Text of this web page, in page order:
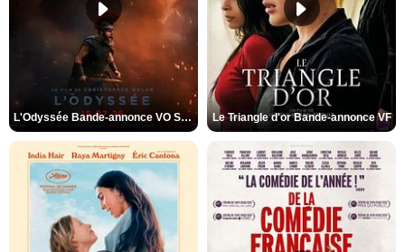
L'Odyssée Bande-annonce VO STFR Le Triangle d'or Bande-annonce VF